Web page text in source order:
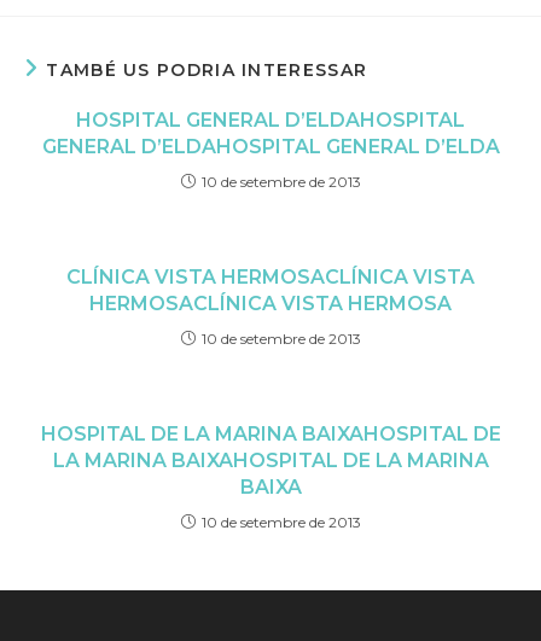
TAMBÉ US PODRIA INTERESSAR
HOSPITAL GENERAL D’ELDAHOSPITAL
GENERAL D’ELDAHOSPITAL GENERAL D’ELDA
10 de setembre de 2013
CLÍNICA VISTA HERMOSACLÍNICA VISTA
HERMOSACLÍNICA VISTA HERMOSA
10 de setembre de 2013
HOSPITAL DE LA MARINA BAIXAHOSPITAL DE
LA MARINA BAIXAHOSPITAL DE LA MARINA
BAIXA
10 de setembre de 2013